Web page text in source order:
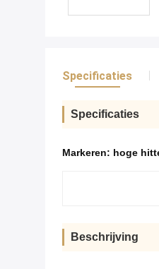
Specificaties
Specificaties
Markeren: hoge
Beschrijving